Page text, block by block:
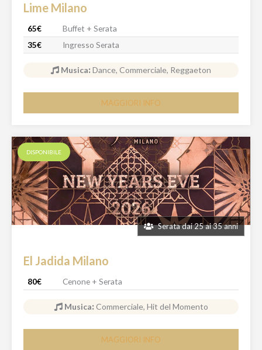
Lime Milano
65€
Buffet + Serata
35€
Ingresso Serata
Musica: Dance, Commerciale, Reggaeton
MAGGIORI INFO
Serata dai 25 ai 35 anni
DISPONIBILE
El Jadida Milano
80€ Cenone + Serata
Musica: Commerciale, Hit del Momento
MAGGIORI INFO